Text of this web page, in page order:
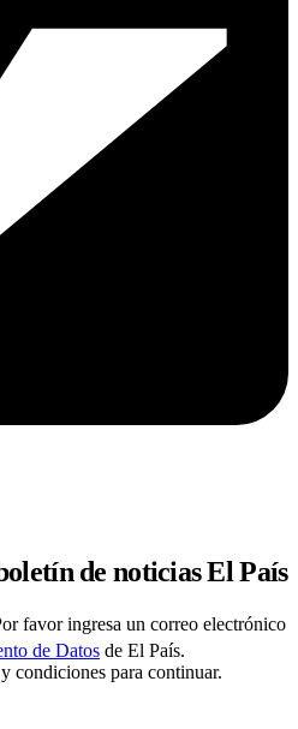
de noticias El País
favor ingresa un correo electrónico
de Datos de El País.
condiciones para continuar.